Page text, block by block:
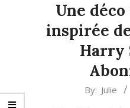
Une
inspirée
Harry
By: Julie